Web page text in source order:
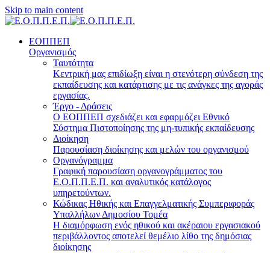
Skip to main content
ΕΟΠΠΕΠ
Οργανισμός
Ταυτότητα
Κεντρική μας επιδίωξη είναι η στενότερη σύνδεση της
εκπαίδευσης και κατάρτισης με τις ανάγκες της αγοράς
εργασίας.
Έργο - Δράσεις
Ο ΕΟΠΠΕΠ σχεδιάζει και εφαρμόζει Eθνικό
Σύστημα Πιστοποίησης της μη-τυπικής εκπαίδευσης
Διοίκηση
Παρουσίαση διοίκησης και μελών του οργανισμού
Οργανόγραμμα
Γραφική παρουσίαση οργανογράμματος του
Ε.Ο.Π.Π.Ε.Π. και αναλυτικός κατάλογος
υπηρετούντων.
Κώδικας Ηθικής και Επαγγελματικής Συμπεριφοράς
Υπαλλήλων Δημοσίου Τομέα
Η διαμόρφωση ενός ηθικού και ακέραιου εργασιακού
περιβάλλοντος αποτελεί θεμέλιο λίθο της δημόσιας
διοίκησης